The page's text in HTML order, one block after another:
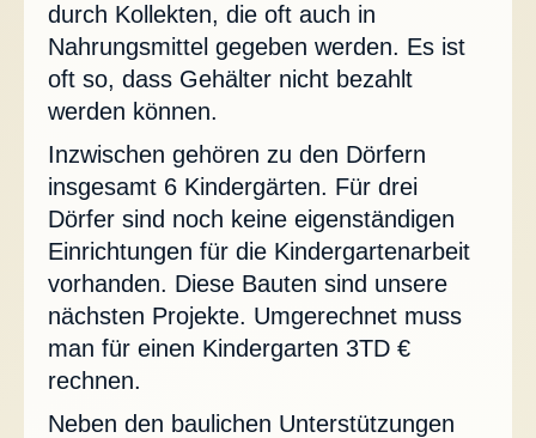
durch Kollekten, die oft auch in
Nahrungsmittel gegeben werden. Es ist
oft so, dass Gehälter nicht bezahlt
werden können.
Inzwischen gehören zu den Dörfern
insgesamt 6 Kindergärten. Für drei
Dörfer sind noch keine eigenständigen
Einrichtungen für die Kindergartenarbeit
vorhanden. Diese Bauten sind unsere
nächsten Projekte. Umgerechnet muss
man für einen Kindergarten 3TD €
rechnen.
Neben den baulichen Unterstützungen